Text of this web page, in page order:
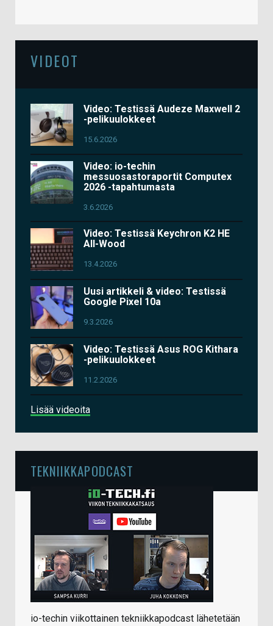
VIDEOT
Video: Testissä Audeze Maxwell 2
-pelikuulokkeet
15.6.2026
Video: io-techin
messuosastoraportit Computex
2026 -tapahtumasta
3.6.2026
Video: Testissä Keychron K2 HE
All-Wood
13.4.2026
Uusi artikkeli & video: Testissä
Google Pixel 10a
9.3.2026
Video: Testissä Asus ROG Kithara
-pelikuulokkeet
11.2.2026
Lisää videoita
TEKNIIKKAPODCAST
io-techin viikottainen tekniikkapodcast lähetetään